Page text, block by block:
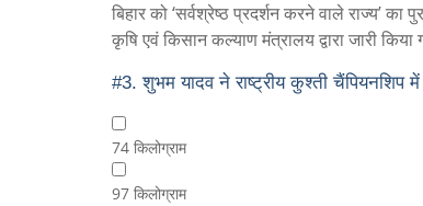
बिहार को ‘सर्वश्रेष्ठ प्रदर्शन करने वाले राज्य’
कृषि एवं किसान कल्याण मंत्रालय द्वारा जारी
#3. शुभम यादव ने राष्ट्रीय कुश्ती चैंपियनशिप
74 किलोग्राम
97 किलोग्राम